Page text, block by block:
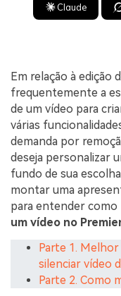
Claude
Em relação à edição
frequentemente a
de um vídeo para
várias
demanda por
deseja personalizar
fundo de sua
montar uma
para entender como
um vídeo no
Parte 1.
silenciar vídeo
Parte 2. Como